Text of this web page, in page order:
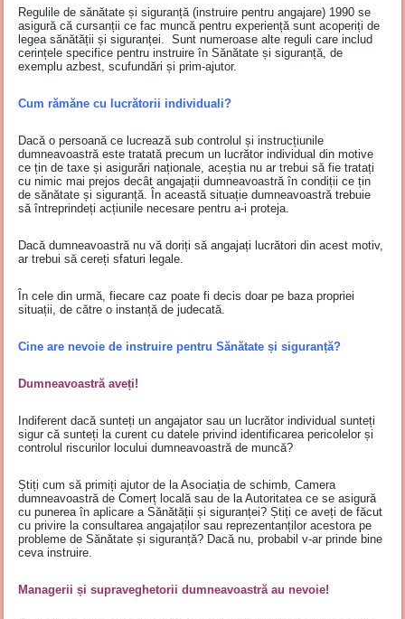
Regulile de sănătate și siguranță (instruire pentru angajare) 1990 se
asigură că cursanții ce fac muncă pentru experiență sunt acoperiți de
legea sănătății și siguranței. Sunt numeroase alte reguli care includ
cerințele specifice pentru instruire în Sănătate și siguranță, de
exemplu azbest, scufundări și prim-ajutor.
Cum rămăne cu lucrătorii individuali?
Dacă o persoană ce lucrează sub controlul și instrucțiunile
dumneavoastră este tratată precum un lucrător individual din motive
ce țin de taxe și asigurări naționale, aceștia nu ar trebui să fie tratați
cu nimic mai prejos decât angajații dumneavoastră în condiții ce țin
de sănătate și siguranță. În această situație dumneavoastră trebuie
să întreprindeți acțiunile necesare pentru a-i proteja.
Dacă dumneavoastră nu vă doriți să angajați lucrători din acest motiv,
ar trebui să cereți sfaturi legale.
În cele din urmă, fiecare caz poate fi decis doar pe baza propriei
situații, de către o instanță de judecată.
Cine are nevoie de instruire pentru Sănătate și siguranță?
Dumneavoastră aveți!
Indiferent dacă sunteți un angajator sau un lucrător individual sunteți
sigur că sunteți la curent cu datele privind identificarea pericolelor și
controlul riscurilor locului dumneavoastră de muncă?
Știți cum să primiți ajutor de la Asociația de schimb, Camera
dumneavoastră de Comerț locală sau de la Autoritatea ce se asigură
cu punerea în aplicare a Sănătății și siguranței? Știți ce aveți de făcut
cu privire la consultarea angajaților sau reprezentanților acestora pe
probleme de Sănătate și siguranță? Dacă nu, probabil v-ar prinde bine
ceva instruire.
Managerii și supraveghetorii dumneavoastră au nevoie!